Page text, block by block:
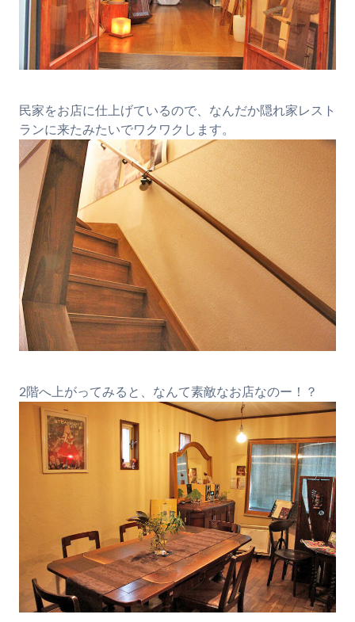
民家をお店に仕上げているので、なんだか隠れ家レスト
ランに来たみたいでワクワクします。
2階へ上がってみると、なんて素敵なお店なのー！？